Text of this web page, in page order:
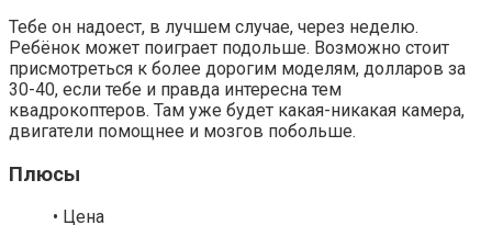
Тебе он надоест, в лучшем случае, через неделю.
Ребёнок может поиграет подольше. Возможно стоит
присмотреться к более дорогим моделям, долларов за
30-40, если тебе и правда интересна тем
квадрокоптеров. Там уже будет какая-никакая камера,
двигатели помощнее и мозгов побольше.
Плюсы
• Цена